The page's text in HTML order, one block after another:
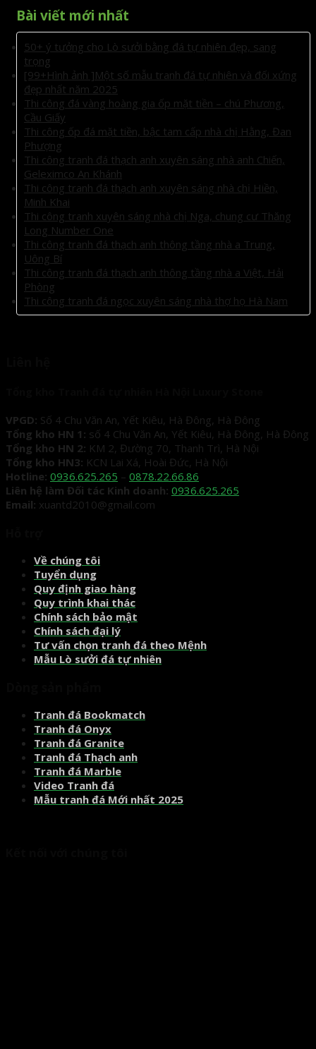
Bài viết mới nhất
50+ ý tưởng cho Lò sưởi bằng đá tự nhiên đẹp, sang
trọng
[99+Hình ảnh ]Một số mẫu tranh đá tự nhiên và đối xứng
đẹp nhất năm 2025
Thi công đá vàng hoàng gia ốp mặt tiền – chú Phương,
Cầu Giấy
Thi công ốp đá mặt tiền, bậc tam cấp nhà chị Hằng, Đan
Phượng
Thi công tranh đá thạch anh xuyên sáng nhà anh Chiến,
Geleximco An Khánh
Thi công tranh đá thạch anh xuyên sáng nhà chị Hiền,
Minh Khai
Thi công tranh xuyên sáng nhà chị Nga, chung cư Thăng
Long Number One
Thi công tranh đá thạch anh thông tầng nhà a Trung,
Uông Bí
Thi công tranh đá thạch anh thông tầng nhà a Việt, Hải
Phòng
Thi công tranh đá ngọc xuyên sáng nhà thợ họ Hà Nam
VPGD: Số 4 Chu Văn An, Yết Kiêu, Hà Đông, Hà Đông
Tổng kho HN 1: số 4 Chu Văn An, Yết Kiêu, Hà Đông, Hà Đông
Tổng kho HN 2: KM 2, Đường 70, Thanh Trì, Hà Nội
Tổng kho HN3: KCN Lai Xá, Hoài Đức, Hà Nội
Hotline: 0936.625.265 – 0878.22.66.86
Liên hệ làm Đối tác Kinh doanh: 0936.625.265
Email: xuantd2010@gmail.com
Về chúng tôi
Tuyển dụng
Quy định giao hàng
Quy trình khai thác
Chính sách bảo mật
Chính sách đại lý
Tư vấn chọn tranh đá theo Mệnh
Mẫu Lò sưởi đá tự nhiên
Tranh đá Bookmatch
Tranh đá Onyx
Tranh đá Granite
Tranh đá Thạch anh
Tranh đá Marble
Video Tranh đá
Mẫu tranh đá Mới nhất 2025